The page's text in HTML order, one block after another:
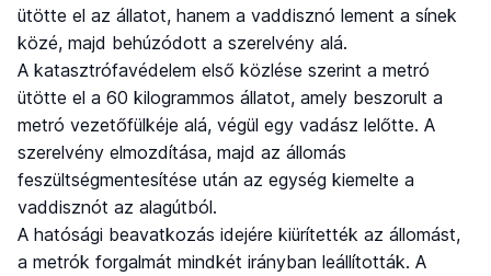
ütötte el az állatot, hanem a vaddisznó lement a sínek
közé, majd behúzódott a szerelvény alá.
A katasztrófavédelem első közlése szerint a metró
ütötte el a 60 kilogrammos állatot, amely beszorult a
metró vezetőfülkéje alá, végül egy vadász lelőtte. A
szerelvény elmozdítása, majd az állomás
feszültségmentesítése után az egység kiemelte a
vaddisznót az alagútból.
A hatósági beavatkozás idejére kiürítették az állomást,
a metrók forgalmát mindkét irányban leállították. A